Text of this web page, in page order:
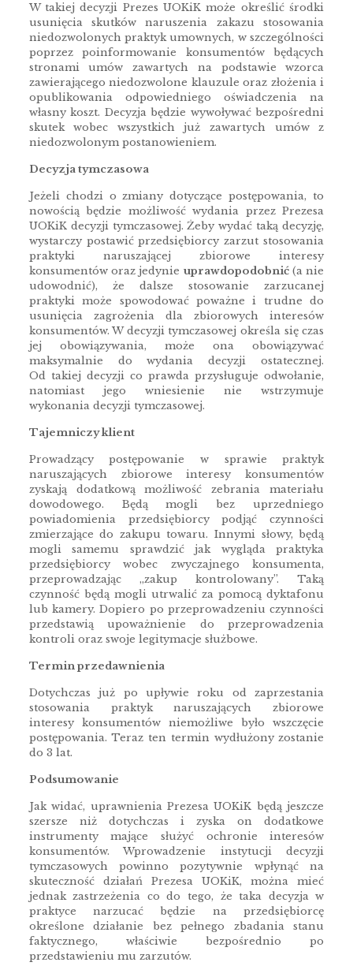
W takiej decyzji Prezes UOKiK może określić środki
usunięcia skutków naruszenia zakazu stosowania
niedozwolonych praktyk umownych, w szczególności
poprzez poinformowanie konsumentów będących
stronami umów zawartych na podstawie wzorca
zawierającego niedozwolone klauzule oraz złożenia i
opublikowania odpowiedniego oświadczenia na
własny koszt. Decyzja będzie wywoływać bezpośredni
skutek wobec wszystkich już zawartych umów z
niedozwolonym postanowieniem.
Decyzja tymczasowa
Jeżeli chodzi o zmiany dotyczące postępowania, to
nowością będzie możliwość wydania przez Prezesa
UOKiK decyzji tymczasowej. Żeby wydać taką decyzję,
wystarczy postawić przedsiębiorcy zarzut stosowania
praktyki naruszającej zbiorowe interesy
konsumentów oraz jedynie uprawdopodobnić(a nie
udowodnić), że dalsze stosowanie zarzucanej
praktyki może spowodować poważne i trudne do
usunięcia zagrożenia dla zbiorowych interesów
konsumentów. W decyzji tymczasowej określa się czas
jej obowiązywania, może ona obowiązywać
maksymalnie do wydania decyzji ostatecznej.
Od takiej decyzji co prawda przysługuje odwołanie,
natomiast jego wniesienie nie wstrzymuje
wykonania decyzji tymczasowej.
Tajemniczy klient
Prowadzący postępowanie w sprawie praktyk
naruszających zbiorowe interesy konsumentów
zyskają dodatkową możliwość zebrania materiału
dowodowego. Będą mogli bez uprzedniego
powiadomienia przedsiębiorcy podjąć czynności
zmierzające do zakupu towaru. Innymi słowy, będą
mogli samemu sprawdzić jak wygląda praktyka
przedsiębiorcy wobec zwyczajnego konsumenta,
przeprowadzając „zakup kontrolowany”. Taką
czynność będą mogli utrwalić za pomocą dyktafonu
lub kamery. Dopiero po przeprowadzeniu czynności
przedstawią upoważnienie do przeprowadzenia
kontroli oraz swoje legitymacje służbowe.
Termin przedawnienia
Dotychczas już po upływie roku od zaprzestania
stosowania praktyk naruszających zbiorowe
interesy konsumentów niemożliwe było wszczęcie
postępowania. Teraz ten termin wydłużony zostanie
do 3 lat.
Podsumowanie
Jak widać, uprawnienia Prezesa UOKiK będą jeszcze
szersze niż dotychczas i zyska on dodatkowe
instrumenty mające służyć ochronie interesów
konsumentów. Wprowadzenie instytucji decyzji
tymczasowych powinno pozytywnie wpłynąć na
skuteczność działań Prezesa UOKiK, można mieć
jednak zastrzeżenia co do tego, że taka decyzja w
praktyce narzucać będzie na przedsiębiorcę
określone działanie bez pełnego zbadania stanu
faktycznego, właściwie bezpośrednio po
przedstawieniu mu zarzutów.